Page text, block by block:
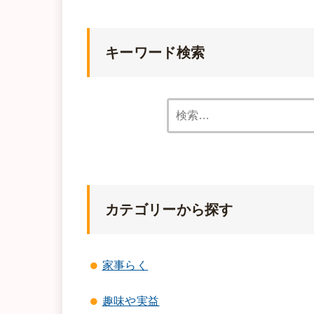
キーワード検索
カテゴリーから探す
家事らく
趣味や実益